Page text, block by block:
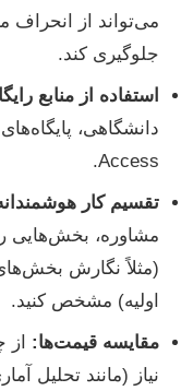
می‌تواند از انحراف
جلوگیری کند.
استفاده از منابع
Access.
تقسیم کار
مشاوره، بخش‌هایی
(مثلاً نگارش
اولیه) مشخص کنید.
مقایسه قیمت‌ها:
نیاز (مانند تحلیل